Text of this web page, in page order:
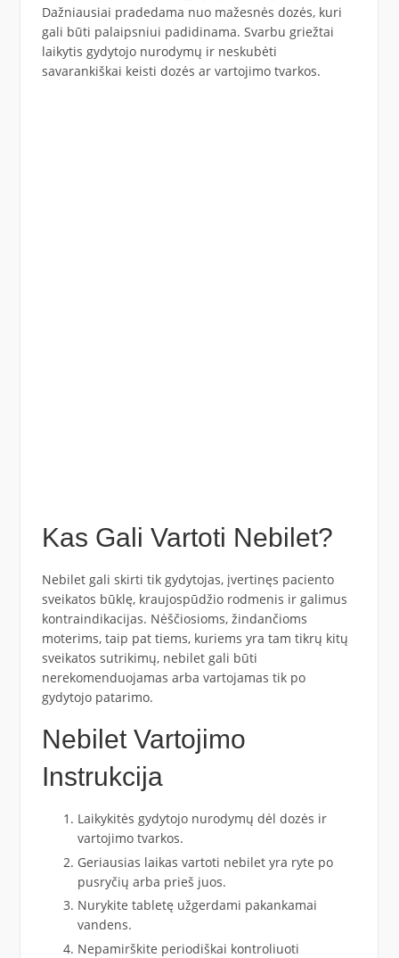
Dažniausiai pradedama nuo mažesnės dozės, kuri
gali būti palaipsniui padidinama. Svarbu griežtai
laikytis gydytojo nurodymų ir neskubėti
savarankiškai keisti dozės ar vartojimo tvarkos.
Kas Gali Vartoti Nebilet?
Nebilet gali skirti tik gydytojas, įvertinęs paciento
sveikatos būklę, kraujospūdžio rodmenis ir galimus
kontraindikacijas. Nėščiosioms, žindančioms
moterims, taip pat tiems, kuriems yra tam tikrų kitų
sveikatos sutrikimų, nebilet gali būti
nerekomenduojamas arba vartojamas tik po
gydytojo patarimo.
Nebilet Vartojimo
Instrukcija
Laikykitės gydytojo nurodymų dėl dozės ir
vartojimo tvarkos.
Geriausias laikas vartoti nebilet yra ryte po
pusryčių arba prieš juos.
Nurykite tabletę užgerdami pakankamai
vandens.
Nepamirškite periodiškai kontroliuoti